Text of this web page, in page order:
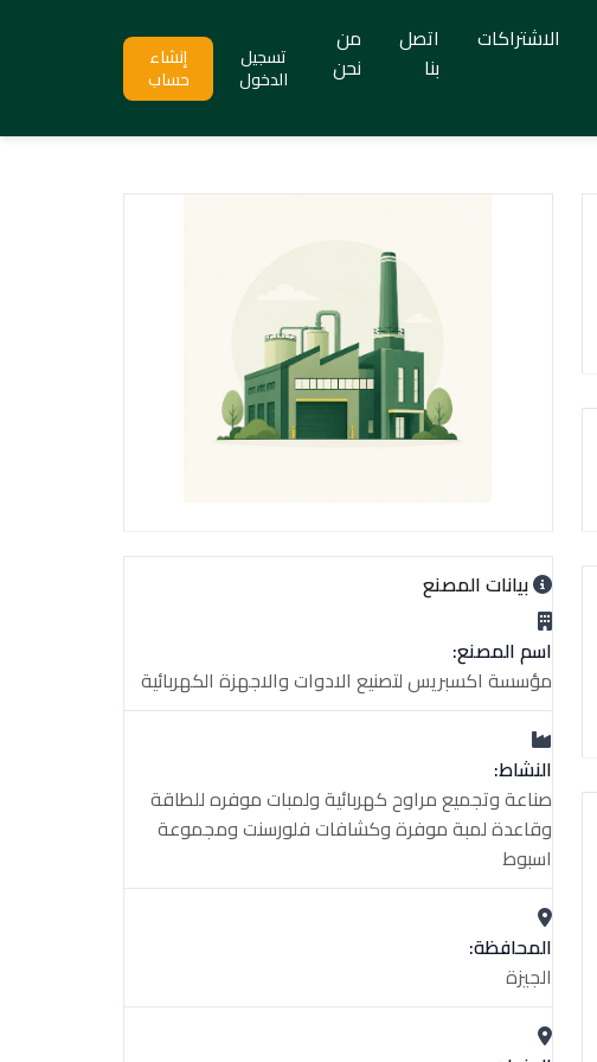
الاشتراكات
اتصل
بنا
من
نحن
تسجيل
الدخول
إنشاء
حساب
بيانات المصنع
اسم المصنع:
مؤسسة اكسبريس لتصنيع الادوات والاجهزة الكهربائية
النشاط:
صناعة وتجميع مراوح كهربائية ولمبات موفره للطاقة
وقاعدة لمبة موفرة وكشافات فلورسنت ومجموعة
اسبوط
المحافظة:
الجيزة